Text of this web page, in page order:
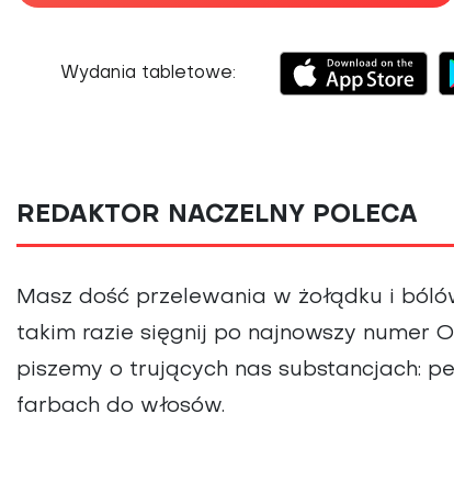
Choroby kobiece
Wydania tabletowe:
REDAKTOR NACZELNY POLECA
Masz dość przelewania w żołądku i
takim razie sięgnij po najnowszy numer
piszemy o trujących nas substancjach:
farbach do włosów.